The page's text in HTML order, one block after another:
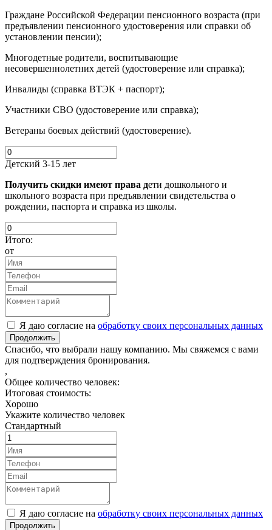
Граждане Российской Федерации пенсионного возраста (при
предъявлении пенсионного удостоверения или справки об
установлении пенсии);
Многодетные родители, воспитывающие
несовершеннолетних детей (удостоверение или справка);
Инвалиды (справка ВТЭК + паспорт);
Участники СВО (удостоверение или справка);
Ветераны боевых действий (удостоверение).
Детский 3-15 лет
Получить скидки имеют права дети дошкольного и
школьного возраста при предъявлении свидетельства о
рождении, паспорта и справка из школы.
Итого:
от
Я даю согласие на обработку своих персональных данных
Продолжить
Спасибо, что выбрали нашу компанию. Мы свяжемся с вами
для подтверждения бронирования.
,
Общее количество человек:
Итоговая стоимость:
Хорошо
Укажите количество человек
Стандартный
Я даю согласие на обработку своих персональных данных
Продолжить